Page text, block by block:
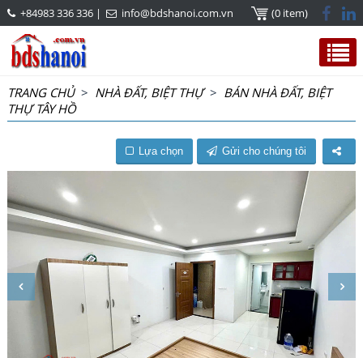
+84983 336 336| info@bdshanoi.com.vn (0 item)
TRANG CHỦ> NHÀ ĐẤT, BIỆT THỰ> BÁN NHÀ ĐẤT, BIỆT
THỰ TÂY HỒ
Lựa chọn Gửi cho chúng tôi